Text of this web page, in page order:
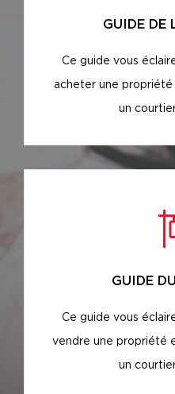
GUIDE DE
Ce guide vous
acheter une
un
GUIDE
Ce guide vous
vendre une propriété
un